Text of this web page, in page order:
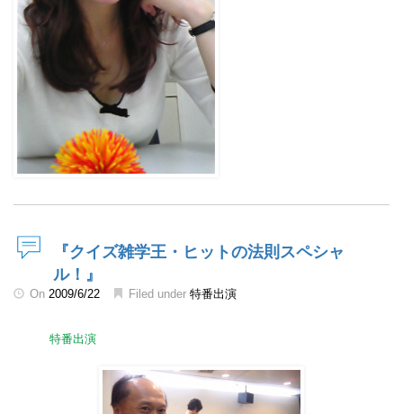
『クイズ雑学王・ヒットの法則スペシャ
ル！』
On 2009/6/22 Filed under 特番出演
特番出演